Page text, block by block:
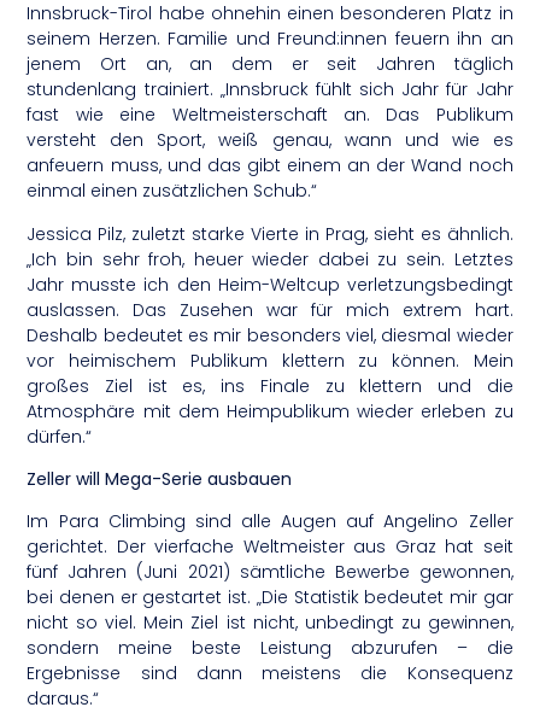
Innsbruck-Tirol habe ohnehin einen besonderen Platz in
seinem Herzen. Familie und Freund:innen feuern ihn an
jenem Ort an, an dem er seit Jahren täglich
stundenlang trainiert. „Innsbruck fühlt sich Jahr für Jahr
fast wie eine Weltmeisterschaft an. Das Publikum
versteht den Sport, weiß genau, wann und wie es
anfeuern muss, und das gibt einem an der Wand noch
einmal einen zusätzlichen Schub.“
Jessica Pilz, zuletzt starke Vierte in Prag, sieht es ähnlich.
„Ich bin sehr froh, heuer wieder dabei zu sein. Letztes
Jahr musste ich den Heim-Weltcup verletzungsbedingt
auslassen. Das Zusehen war für mich extrem hart.
Deshalb bedeutet es mir besonders viel, diesmal wieder
vor heimischem Publikum klettern zu können. Mein
großes Ziel ist es, ins Finale zu klettern und die
Atmosphäre mit dem Heimpublikum wieder erleben zu
dürfen.“
Zeller will Mega-Serie ausbauen
Im Para Climbing sind alle Augen auf Angelino Zeller
gerichtet. Der vierfache Weltmeister aus Graz hat seit
fünf Jahren (Juni 2021) sämtliche Bewerbe gewonnen,
bei denen er gestartet ist. „Die Statistik bedeutet mir gar
nicht so viel. Mein Ziel ist nicht, unbedingt zu gewinnen,
sondern meine beste Leistung abzurufen – die
Ergebnisse sind dann meistens die Konsequenz
daraus.“